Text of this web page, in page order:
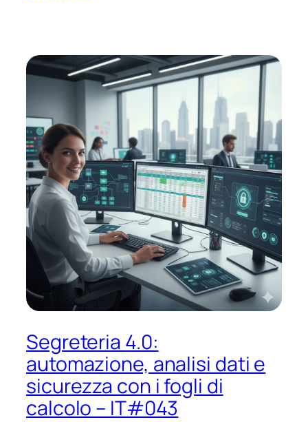
Segreteria 4.0:
automazione, analisi dati e
sicurezza con i fogli di
calcolo – IT#043